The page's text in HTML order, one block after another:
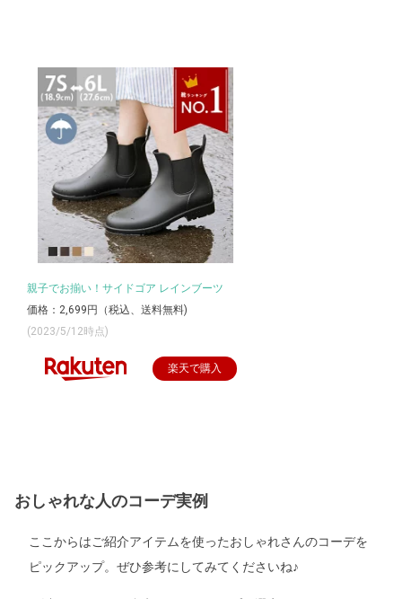
親子でお揃い！サイドゴア レインブーツ
価格：2,699円（税込、送料無料)
(2023/5/12時点)
楽天で購入
おしゃれな人のコーデ実例
ここからはご紹介アイテムを使ったおしゃれさんのコーデを
ピックアップ。ぜひ参考にしてみてくださいね♪